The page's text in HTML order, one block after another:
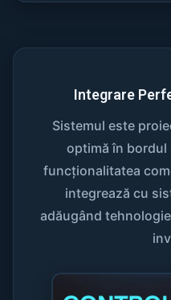
Integrare
Sistemul este
optimă în bordul
funcționalitatea
integrează cu
adăugând